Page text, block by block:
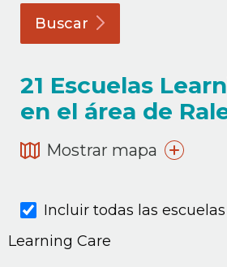
Buscar
21 Escuelas
en el área de
Mostrar mapa
Incluir todas las
Learning Care